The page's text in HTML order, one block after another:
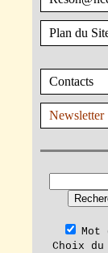
Plan du
Contacts
Newsletter
Mot
Choix du